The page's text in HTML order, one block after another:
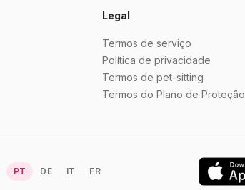
Legal
Termos de serviço
Política de privacidade
Termos de pet-sitting
Termos do Plano de Proteção
PT DE IT FR